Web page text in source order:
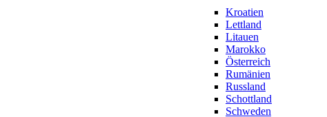
Kroatien
Lettland
Litauen
Marokko
Österreich
Rumänien
Russland
Schottland
Schweden